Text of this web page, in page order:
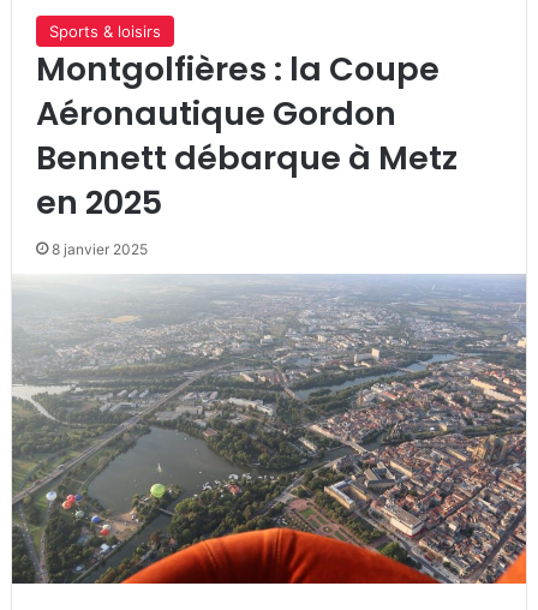
Sports & loisirs
Montgolfières : la Coupe
Aéronautique Gordon
Bennett débarque à Metz
en 2025
8 janvier 2025